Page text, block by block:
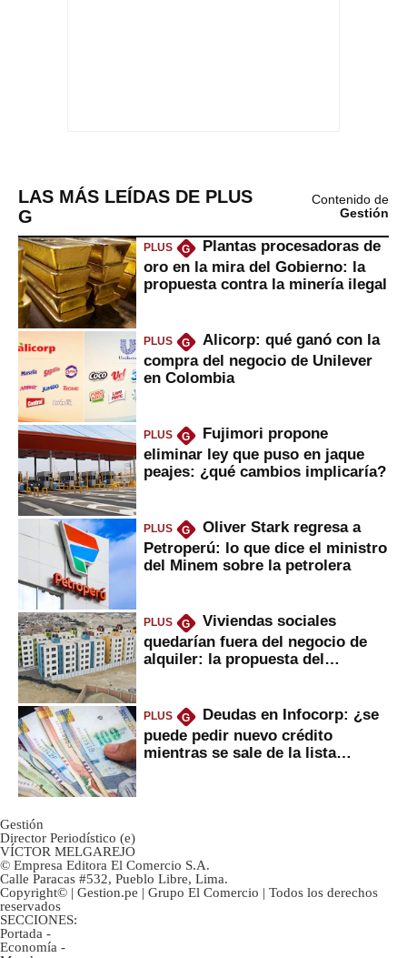
LAS MÁS LEÍDAS DE PLUS
G
Contenido de
Gestión
PLUS G
Plantas procesadoras de
oro en la mira del Gobierno: la
propuesta contra la minería ilegal
PLUS G
Alicorp: qué ganó con la
compra del negocio de Unilever
en Colombia
PLUS G
Fujimori propone
eliminar ley que puso en jaque
peajes: ¿qué cambios implicaría?
PLUS G
Oliver Stark regresa a
Petroperú: lo que dice el ministro
del Minem sobre la petrolera
PLUS G
Viviendas sociales
quedarían fuera del negocio de
alquiler: la propuesta del
PLUS G
Deudas en Infocorp: ¿se
puede pedir nuevo crédito
mientras se sale de la lista
Gestión
Director Periodístico (e)
VÍCTOR MELGAREJO
© Empresa Editora El Comercio S.A.
Calle Paracas #532, Pueblo Libre, Lima.
Copyright© | Gestion.pe | Grupo El Comercio | Todos los derechos
reservados
SECCIONES:
Portada -
Economía -